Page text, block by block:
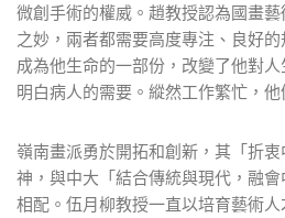
微創手術的權威。趙教授認為國畫
之妙，兩者都需要高度專注、良好
成為他生命的一部份，改變了他對
明白病人的需要。縱然工作繁忙，他
嶺南畫派勇於開拓和創新，其「折
神，與中大「結合傳統與現代，融
相配。伍月柳教授一直以培育藝術